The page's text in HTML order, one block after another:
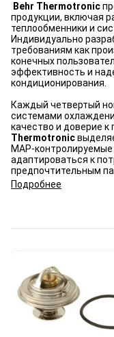
Behr Thermotronic
продукции, включая
теплообменники и
Индивидуально
требованиям как
конечных
эффективность и
кондиционирования.
Каждый четвертый
системами
качество и доверие к
Thermotronic
MAP-
адаптироваться к
предпочтительным
Подробнее